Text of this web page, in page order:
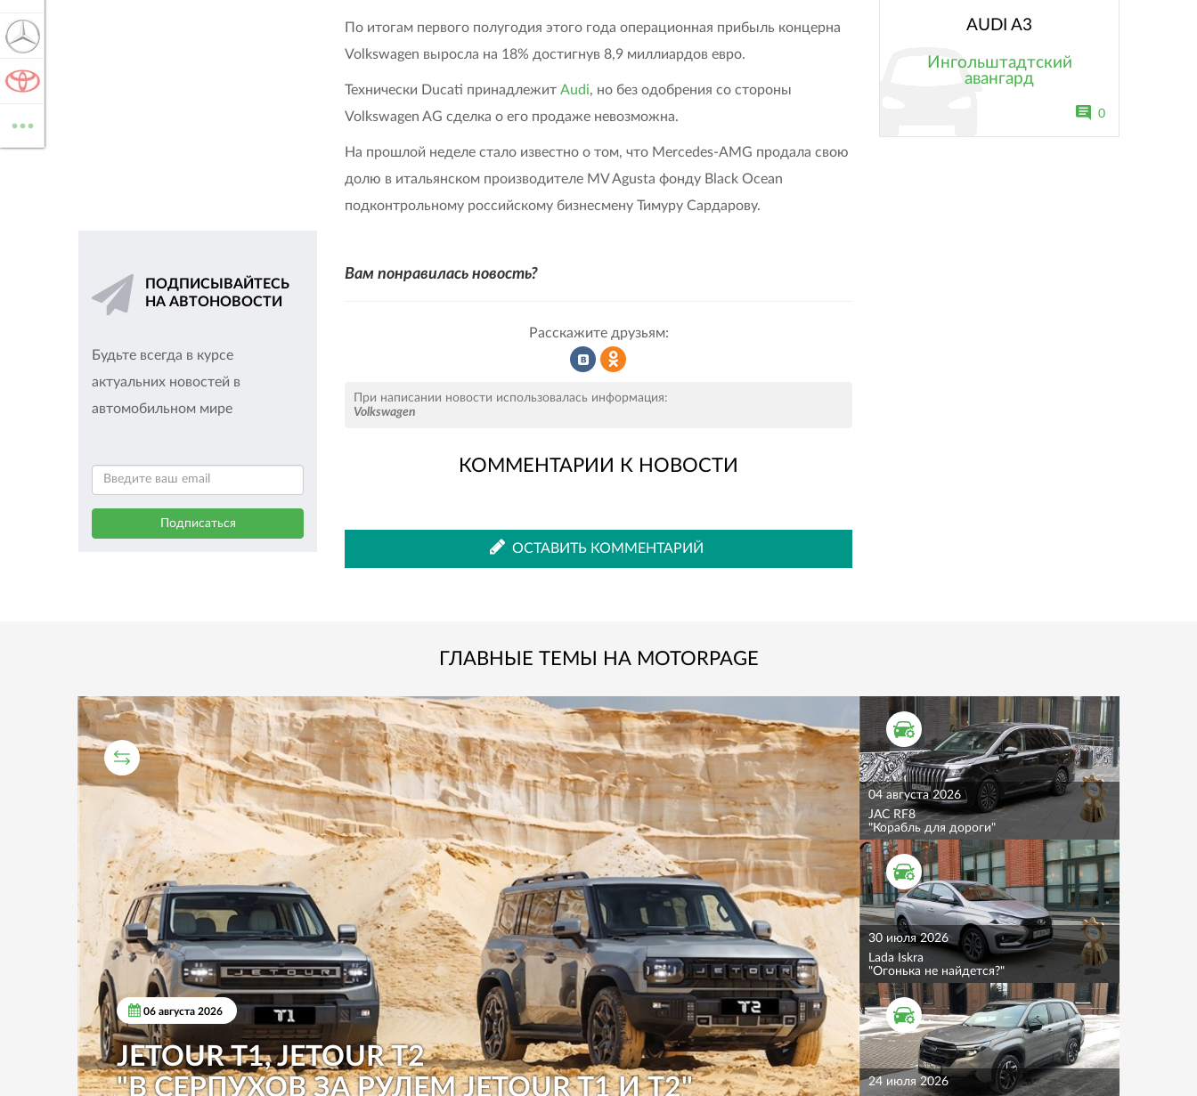
По итогам первого полугодия этого года операционная прибыль концерна
Volkswagen выросла на 18% достигнув 8,9 миллиардов евро.
Технически Ducati принадлежит Audi, но без одобрения со стороны
Volkswagen AG сделка о его продаже невозможна.
На прошлой неделе стало известно о том, что Mercedes-AMG продала свою
долю в итальянском производителе MV Agusta фонду Black Ocean
подконтрольному российскому бизнесмену Тимуру Сардарову.
Вам понравилась новость?
Расскажите друзьям:
во
ВКонтакте
Одноклассниках
При написании новости использовалась информация:
Volkswagen
КОММЕНТАРИИ К НОВОСТИ
ОСТАВИТЬ КОММЕНТАРИЙ
ПОДПИСЫВАЙТЕСЬ
НА АВТОНОВОСТИ
Будьте всегда в курсе
актуальних новостей в
автомобильном мире
AUDI A3
Ингольштадтский
авангард
0
ГЛАВНЫЕ ТЕМЫ НА MOTORPAGE
СРАВНИТЕЛЬНЫЙ ТЕСТ
06 августа 2026
JETOUR T1, JETOUR T2
"В СЕРПУХОВ ЗА РУЛЕМ JETOUR T1 И T2"
ТЕСТ ДРАЙВ
04 августа 2026
JAC RF8
"Корабль для дороги"
ТЕСТ ДРАЙВ
30 июля 2026
Lada Iskra
"Огонька не найдется?"
ТЕСТ ДРАЙВ
24 июля 2026
...